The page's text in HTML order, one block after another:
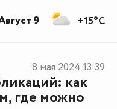
как
где можно
8 мая 2024 13:39
+15°C
9